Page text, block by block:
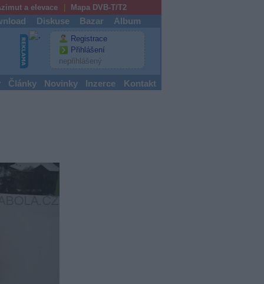
a elevace Mapa DVB-T/T2
Diskuse Bazar Album
Registrace
Přihlášení
nepřihlášený
Články Novinky Inzerce Kontakt